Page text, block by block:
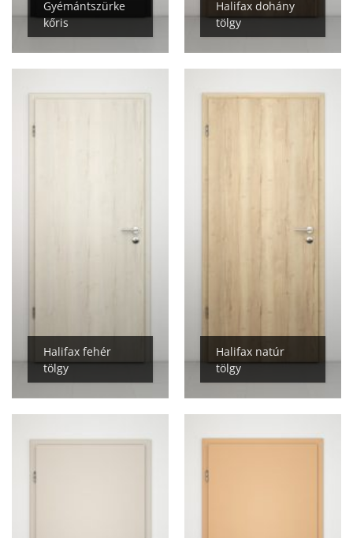
Gyémántszürke
kőris
Halifax dohány
tölgy
Halifax fehér
tölgy
Halifax natúr
tölgy